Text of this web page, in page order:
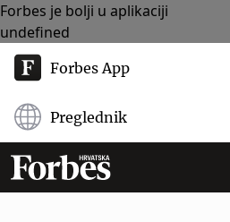
Forbes je bolji u aplikaciji
undefined
Forbes App
Preglednik